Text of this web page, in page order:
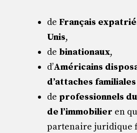
de Français
Unis,
de binationaux,
d’Américains
d’attaches
de professionnels
de l’immobilier en
partenaire juridique